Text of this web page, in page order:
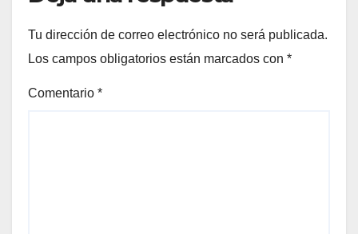
Tu dirección de correo electrónico no será publicada.
Los campos obligatorios están marcados con *
Comentario *